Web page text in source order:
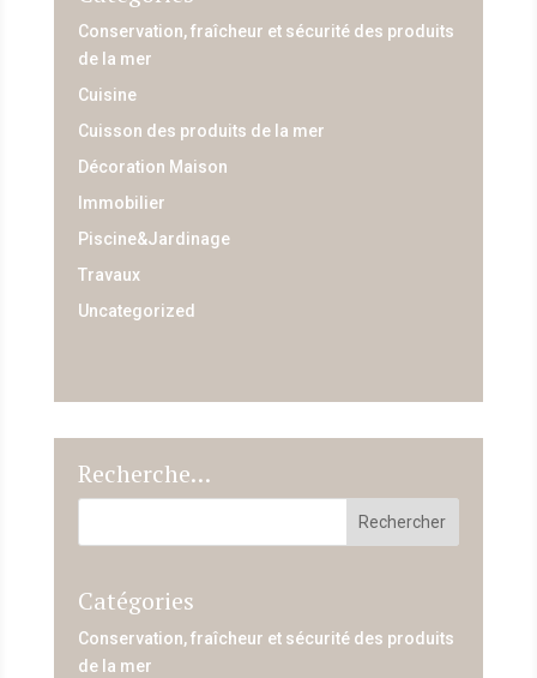
Conservation, fraîcheur et sécurité des produits
de la mer
Cuisine
Cuisson des produits de la mer
Décoration Maison
Immobilier
Piscine&Jardinage
Travaux
Uncategorized
Recherche…
Catégories
Conservation, fraîcheur et sécurité des produits
de la mer